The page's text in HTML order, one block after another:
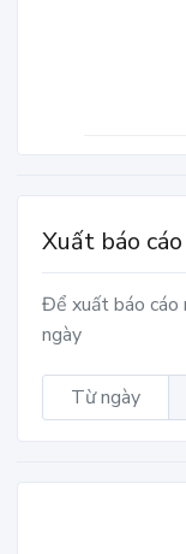
Xuất báo cáo
Để xuất báo cáo
ngày